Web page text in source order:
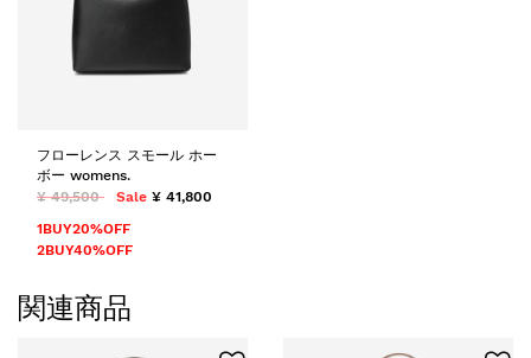
フローレンス スモール ホー
ボー womens.
¥ 49,500
Sale ¥ 41,800
1BUY20%OFF
2BUY40%OFF
関連商品